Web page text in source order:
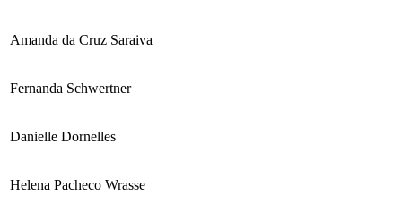
Amanda da Cruz Saraiva
Fernanda Schwertner
Danielle Dornelles
Helena Pacheco Wrasse